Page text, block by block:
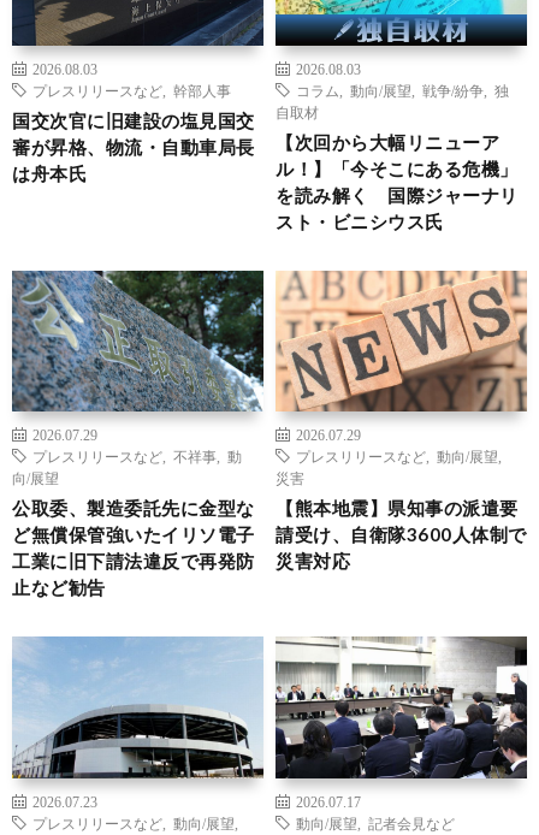
2026.08.03
プレスリリースなど
幹部人事
国交次官に旧建設の塩見国交
審が昇格、物流・自動車局長
は舟本氏
2026.08.03
コラム
動向/展望 戦争/紛争
独
自取材
【次回から大幅リニューア
ル！】「今そこにある危機」
を読み解く 国際ジャーナリ
スト・ビニシウス氏
2026.07.29
プレスリリースなど
不祥事
動
向/展望
公取委、製造委託先に金型な
ど無償保管強いたイリソ電子
工業に旧下請法違反で再発防
止など勧告
2026.07.29
プレスリリースなど
動向/展望
災害
【熊本地震】県知事の派遣要
請受け、自衛隊3600人体制で
災害対応
2026.07.23
プレスリリースなど
動向/展望
2026.07.17
動向/展望
記者会見など